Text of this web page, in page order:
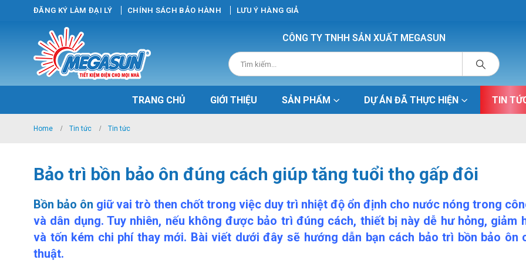
ĐĂNG KÝ LÀM ĐẠI LÝ CHÍNH SÁCH BẢO HÀNH LƯU Ý HÀNG GIẢ
CÔNG TY TNHH SẢN XUẤT MEGASUN
TRANG CHỦ GIỚI THIỆU SẢN PHẨM DỰ ÁN ĐÃ THỰC HIỆN TIN
Home Tin tức Tin tức
Bảo trì bồn bảo ôn đúng cách giúp tăng tuổi thọ gấp đôi
Bồn bảo ôn giữ vai trò then chốt trong việc duy trì nhiệt độ ổn định cho nước nóng trong
và dân dụng. Tuy nhiên, nếu không được bảo trì đúng cách, thiết bị này dễ hư hỏng, giảm
và tốn kém chi phí thay mới. Bài viết dưới đây sẽ hướng dẫn bạn cách bảo trì bồn bảo ôn
thuật.